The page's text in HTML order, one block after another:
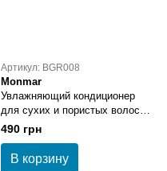
Артикул: BGR008
Monmar
Увлажняющий кондиционер
для сухих и пористых волос
Brazil Gold Home Care Aqua
Shimmer Conditioner 300 мл
490 грн
В корзину